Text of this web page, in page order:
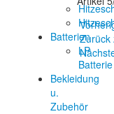
Batterien
LP
Batterie
Bekleidung
u.
Zubehör
Zurück